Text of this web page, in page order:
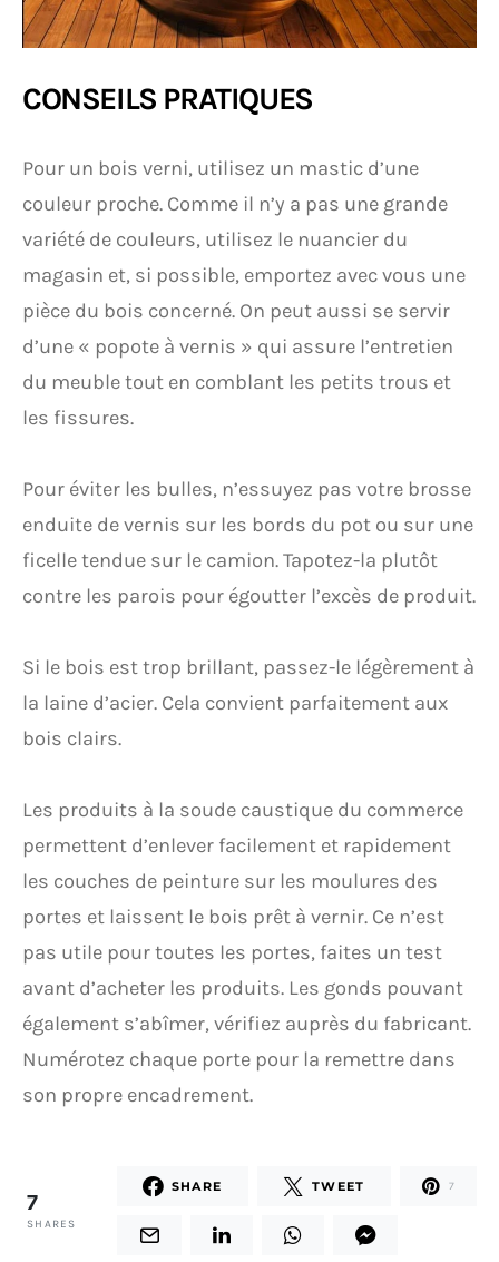
CONSEILS PRATIQUES
Pour un bois verni, utilisez un mastic d’une
couleur proche. Comme il n’y a pas une grande
variété de couleurs, utilisez le nuancier du
magasin et, si possible, emportez avec vous une
pièce du bois concerné. On peut aussi se servir
d’une « popote à vernis » qui assure l’entretien
du meuble tout en comblant les petits trous et
les fissures.
Pour éviter les bulles, n’essuyez pas votre brosse
enduite de vernis sur les bords du pot ou sur une
ficelle tendue sur le camion. Tapotez-la plutôt
contre les parois pour égoutter l’excès de produit.
Si le bois est trop brillant, passez-le légèrement à
la laine d’acier. Cela convient parfaitement aux
bois clairs.
Les produits à la soude caustique du commerce
permettent d’enlever facilement et rapidement
les couches de peinture sur les moulures des
portes et laissent le bois prêt à vernir. Ce n’est
pas utile pour toutes les portes, faites un test
avant d’acheter les produits. Les gonds pouvant
également s’abîmer, vérifiez auprès du fabricant.
Numérotez chaque porte pour la remettre dans
son propre encadrement.
7
SHARES
SHARE TWEET 7